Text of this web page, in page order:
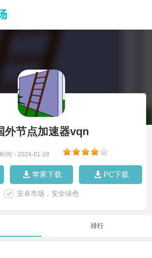
外节点加速器vqn
时间：2024-01-28
苹果下载 PC下载
安卓市场，安全绿色
排行